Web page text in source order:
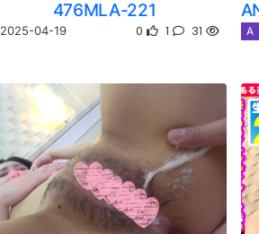
476MLA-221
2025-04-19 0 1 31 A